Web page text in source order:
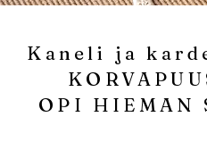
Kaneli ja
OPI HIEMAN